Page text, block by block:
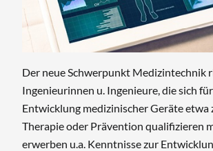
Der neue Schwerpunkt Medizintechnik
Ingenieurinnen u. Ingenieure, die sich
Entwicklung medizinischer Geräte etwa
Therapie oder Prävention qualifizieren
erwerben u.a. Kenntnisse zur